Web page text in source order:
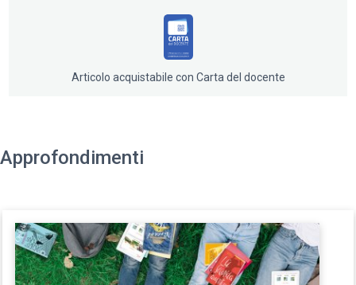
Articolo acquistabile con Carta del docente
Approfondimenti